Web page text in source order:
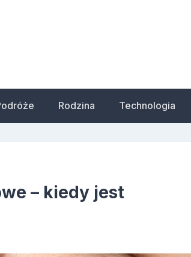
Rodzina Technologia
– kiedy jest